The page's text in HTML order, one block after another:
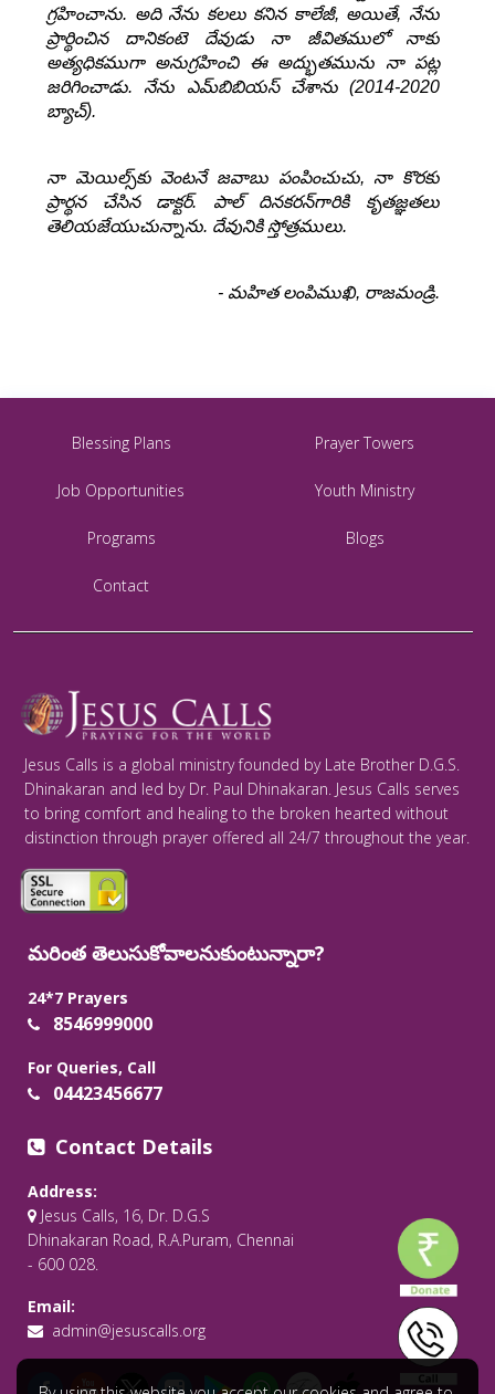
గ్రహించాను. అది నేను కలలు కనిన కాలేజీ, అయితే, నేను
ప్రార్థించిన దానికంటె దేవుడు నా జీవితములో నాకు
అత్యధికముగా అనుగ్రహించి ఈ అద్భుతమును నా పట్ల
జరిగించాడు. నేను ఎమ్‌బిబియస్ చేశాను (2014-2020
బ్యాచ్).
నా మెయిల్స్‌కు వెంటనే జవాబు పంపించుచు, నా కొరకు
ప్రార్థన చేసిన డాక్టర్. పాల్ దినకరన్‌గారికి కృతజ్ఞతలు
తెలియజేయుచున్నాను. దేవునికి స్తోత్రములు.
- మహిత లంపిముఖి, రాజమండ్రి.
Blessing Plans Prayer Towers
Job Opportunities Youth Ministry
Programs Blogs
Contact
Jesus Calls is a global ministry founded by Late Brother D.G.S.
Dhinakaran and led by Dr. Paul Dhinakaran. Jesus Calls serves
to bring comfort and healing to the broken hearted without
distinction through prayer offered all 24/7 throughout the year.
మరింత తెలుసుకోవాలనుకుంటున్నారా?
24*7 Prayers
8546999000
For Queries, Call
04423456677
Contact Details
Address:
Jesus Calls, 16, Dr. D.G.S
Dhinakaran Road, R.A.Puram, Chennai
- 600 028.
Email:
admin@jesuscalls.org